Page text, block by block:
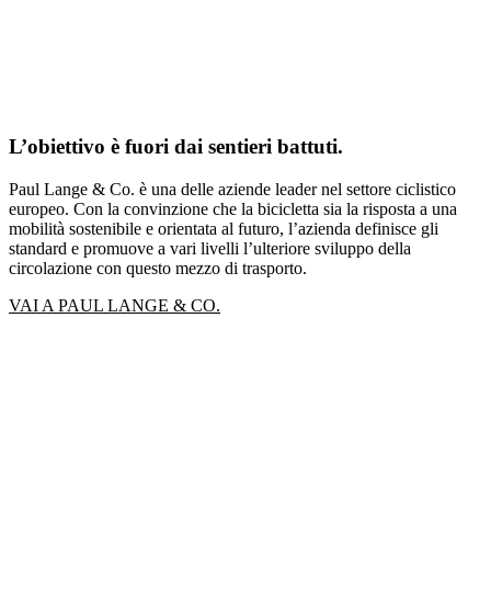
L’obiettivo è fuori dai sentieri battuti.
Paul Lange & Co. è una delle aziende leader nel settore ciclistico
europeo. Con la convinzione che la bicicletta sia la risposta a una
mobilità sostenibile e orientata al futuro, l’azienda definisce gli
standard e promuove a vari livelli l’ulteriore sviluppo della
circolazione con questo mezzo di trasporto.
VAI A PAUL LANGE & CO.